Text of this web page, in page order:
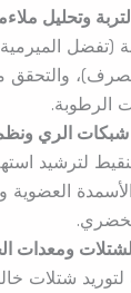
وتحليل
(تفضل الميرمية
والتحقق
الرطوبة.
الري ونظم
لترشيد
العضوية
ومعدات
شتلات